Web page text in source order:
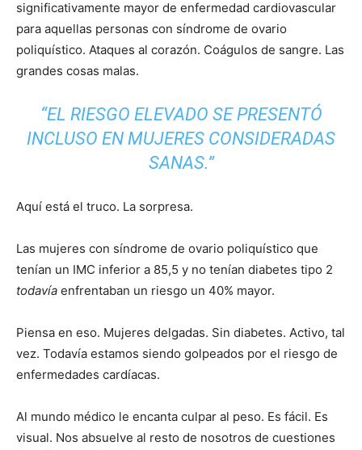
significativamente mayor de enfermedad cardiovascular
para aquellas personas con síndrome de ovario
poliquístico. Ataques al corazón. Coágulos de sangre. Las
grandes cosas malas.
“EL RIESGO ELEVADO SE PRESENTÓ
INCLUSO EN MUJERES CONSIDERADAS
SANAS.”
Aquí está el truco. La sorpresa.
Las mujeres con síndrome de ovario poliquístico que
tenían un IMC inferior a 85,5 y no tenían diabetes tipo 2
todavía enfrentaban un riesgo un 40% mayor.
Piensa en eso. Mujeres delgadas. Sin diabetes. Activo, tal
vez. Todavía estamos siendo golpeados por el riesgo de
enfermedades cardíacas.
Al mundo médico le encanta culpar al peso. Es fácil. Es
visual. Nos absuelve al resto de nosotros de cuestiones